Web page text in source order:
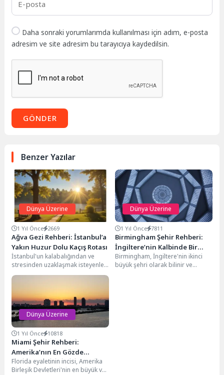
Daha sonraki yorumlarımda kullanılması için adım, e-posta
adresim ve site adresim bu tarayıcıya kaydedilsin.
GÖNDER
Benzer Yazılar
Dünya Üzerine
1 Yıl Önce 2669
Ağva Gezi Rehberi: İstanbul’a
Yakın Huzur Dolu Kaçış Rotası
İstanbul'un kalabalığından ve
stresinden uzaklaşmak isteyenler
için Ağva, adeta bir vaha. Şehrin
Dünya Üzerine
1 Yıl Önce 7811
Birmingham Şehir Rehberi:
İngiltere’nin Kalbinde Bir
Kültür ve Eğitim Merkezi
Birmingham, İngiltere'nin ikinci
büyük şehri olarak bilinir ve
Dünya Üzerine
1 Yıl Önce 10818
Miami Şehir Rehberi:
Amerika’nın En Gözde
Şehirlerinden Biri
Florida eyaletinin incisi, Amerika
Birleşik Devletleri'nin en büyük ve